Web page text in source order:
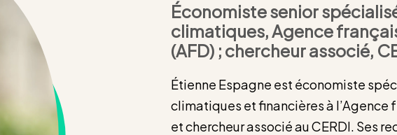
Économiste senior
climatiques, Agence
(AFD) ; chercheur associé,
Étienne Espagne est économiste
climatiques et financières à
et chercheur associé au CERDI. Ses